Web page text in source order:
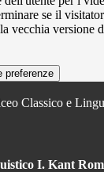
se il
vecchia versione
preferenze
Classico e
I. Kant